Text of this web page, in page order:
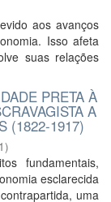
aos avanços
Isso afeta
suas relações
PRETA À
A
(1822-1917)
)
fundamentais,
esclarecida
uma